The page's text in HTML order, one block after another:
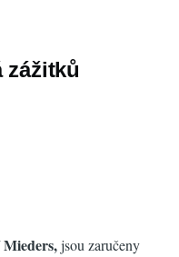
zážitků
Mieders,jsou zaručeny